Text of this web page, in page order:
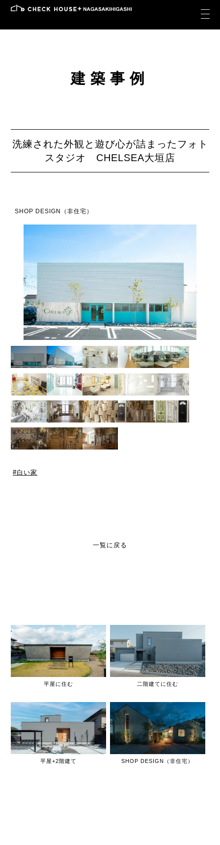
建築事例
洗練された外観と遊び心が詰まったフォト
スタジオ CHELSEA大垣店
SHOP DESIGN（非住宅）
白い家
一覧に戻る
平屋に住む 二階建てに住む
平屋+2階建て SHOP DESIGN（非住宅）